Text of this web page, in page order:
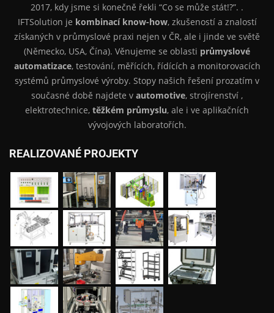
2017, kdy jsme si konečně řekli “Co se může stát!?”. .
IFTSolution je kombinací know-how, zkušeností a znalostí
získaných v průmyslové praxi nejen v ČR, ale i jinde ve světě
(Německo, USA, Čína). Věnujeme se oblasti průmyslové
automatizace, testování, měřících, řídících a monitorovacích
systémů průmyslové výroby. Stopy našich řešení prozatím v
současné době najdete v automotive, strojírenství ,
elektrotechnice, těžkém průmyslu, ale i ve aplikačních
vývojových laboratořích.
REALIZOVANÉ PROJEKTY